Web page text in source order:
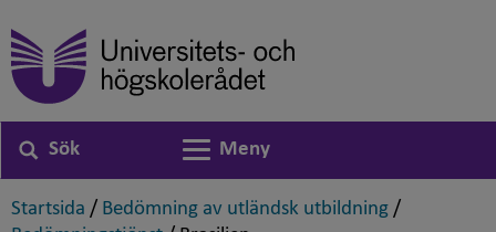
Sök
Växla navigering
Meny
Startsida ,
/ Bedömning av utländsk utbildning ,
/